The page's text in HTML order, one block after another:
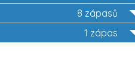
8 zápasů
1 zápas